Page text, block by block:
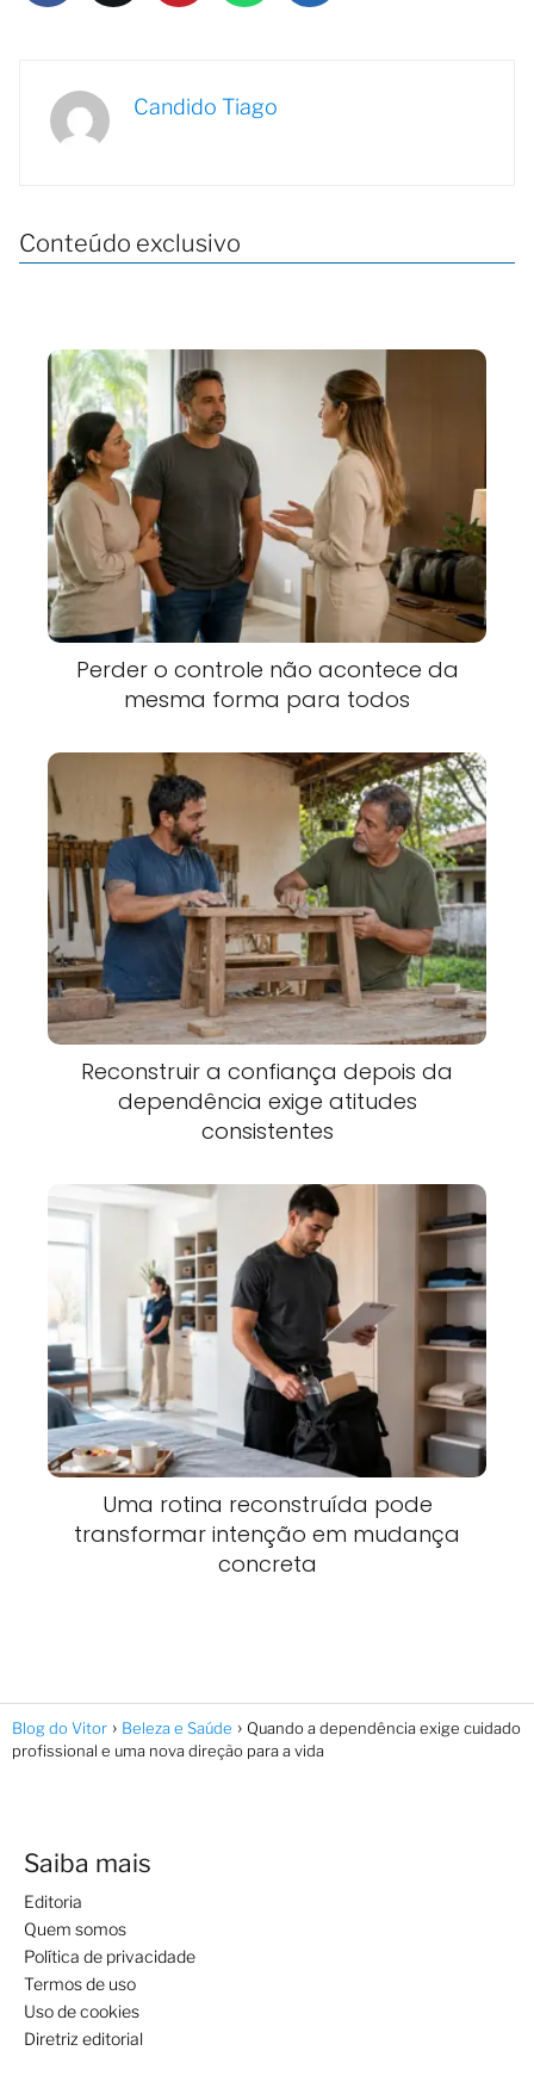
Candido Tiago
Conteúdo exclusivo
Perder o controle não acontece da
mesma forma para todos
Reconstruir a confiança depois da
dependência exige atitudes
consistentes
Uma rotina reconstruída pode
transformar intenção em mudança
concreta
Blog do Vitor Beleza e Saúde
Quando a dependência exige cuidado
profissional e uma nova direção para a vida
Saiba mais
Editoria
Quem somos
Política de privacidade
Termos de uso
Uso de cookies
Diretriz editorial